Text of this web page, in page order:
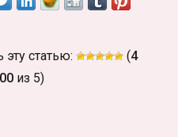
эту статью: (4
из 5)